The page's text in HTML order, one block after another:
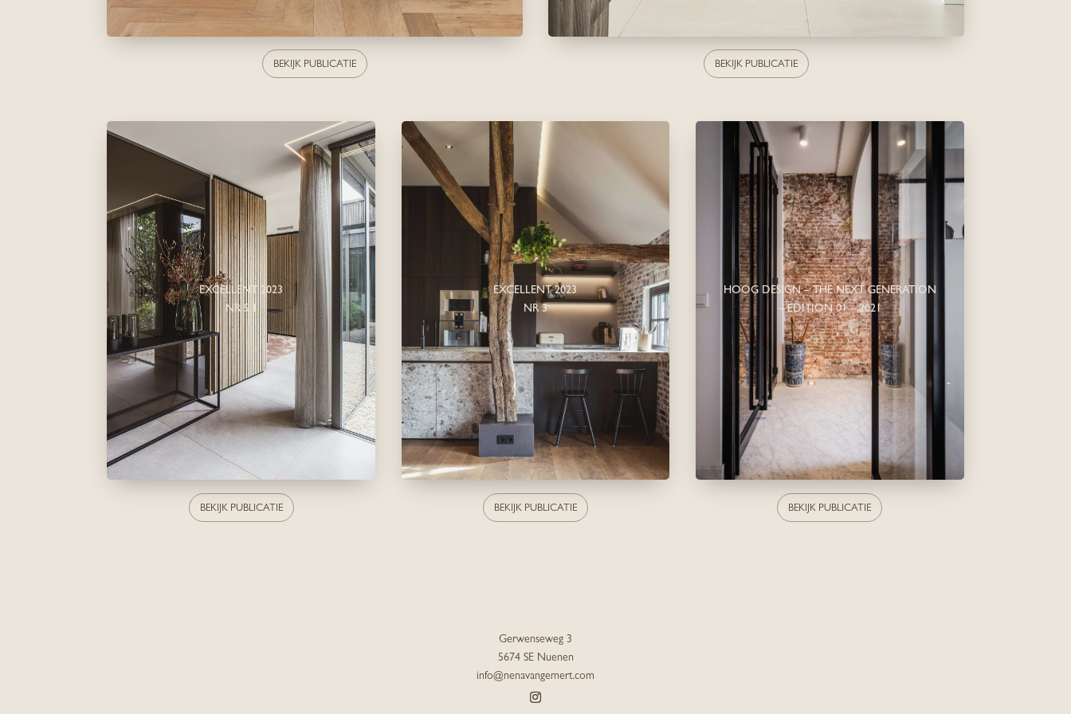
BEKIJK PUBLICATIE BEKIJK PUBLICATIE
EXCELLENT 2023
NR 5.1
BEKIJK PUBLICATIE
EXCELLENT 2023
NR 3
BEKIJK PUBLICATIE
HOOG DESIGN – THE NEXT GENERATION
– EDITION 01 – 2021
BEKIJK PUBLICATIE
Gerwenseweg 3
5674 SE Nuenen
info@nenavangemert.com